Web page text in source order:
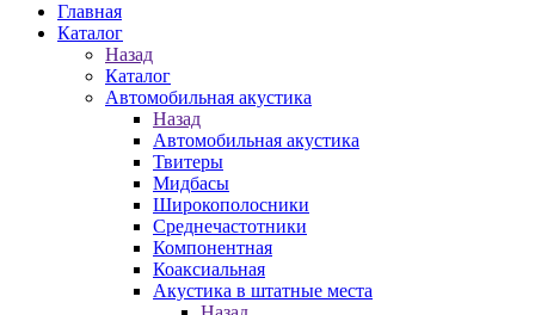
Главная
Каталог
Назад
Каталог
Автомобильная акустика
Назад
Автомобильная акустика
Твитеры
Мидбасы
Широкополосники
Среднечастотники
Компонентная
Коаксиальная
Акустика в штатные места